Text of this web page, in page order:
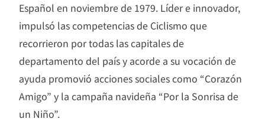
Español en noviembre de 1979. Líder e innovador,
impulsó las competencias de Ciclismo que
recorrieron por todas las capitales de
departamento del país y acorde a su vocación de
ayuda promovió acciones sociales como “Corazón
Amigo” y la campaña navideña “Por la Sonrisa de
un Niño”.